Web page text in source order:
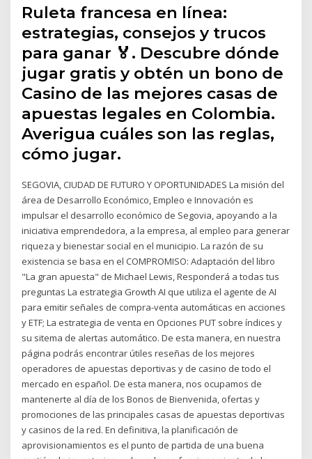
Ruleta francesa en línea:
estrategias, consejos y trucos
para ganar 🏅. Descubre dónde
jugar gratis y obtén un bono de
Casino de las mejores casas de
apuestas legales en Colombia.
Averigua cuáles son las reglas,
cómo jugar.
SEGOVIA, CIUDAD DE FUTURO Y OPORTUNIDADES La misión del
área de Desarrollo Económico, Empleo e Innovación es
impulsar el desarrollo económico de Segovia, apoyando a la
iniciativa emprendedora, a la empresa, al empleo para generar
riqueza y bienestar social en el municipio. La razón de su
existencia se basa en el COMPROMISO: Adaptación del libro
"La gran apuesta" de Michael Lewis, Responderá a todas tus
preguntas La estrategia Growth AI que utiliza el agente de AI
para emitir señales de compra-venta automáticas en acciones
y ETF; La estrategia de venta en Opciones PUT sobre índices y
su sitema de alertas automático. De esta manera, en nuestra
página podrás encontrar útiles reseñas de los mejores
operadores de apuestas deportivas y de casino de todo el
mercado en español. De esta manera, nos ocupamos de
mantenerte al día de los Bonos de Bienvenida, ofertas y
promociones de las principales casas de apuestas deportivas
y casinos de la red. En definitiva, la planificación de
aprovisionamientos es el punto de partida de una buena